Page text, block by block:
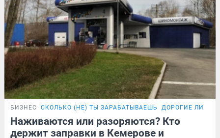
БИЗНЕС СКОЛЬКО (НЕ) ТЫ ЗАРАБАТЫВАЕШЬ ДОРОГИЕ ЛИТРЫ
Наживаются или разоряются? Кто
держит заправки в Кемерове и